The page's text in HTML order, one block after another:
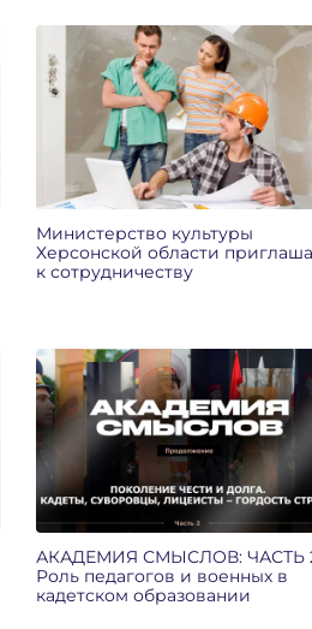
Министерство культуры
Херсонской области
к сотрудничеству
АКАДЕМИЯ СМЫСЛОВ: ЧАСТЬ
Роль педагогов и военных в
кадетском образовании